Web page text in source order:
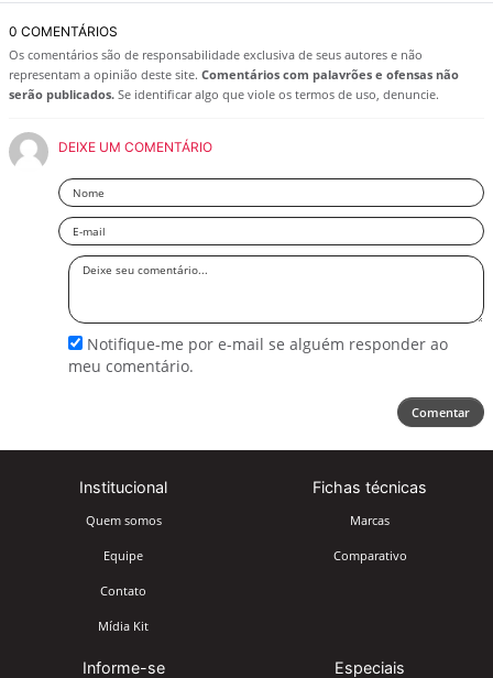
0 COMENTÁRIOS
Os comentários são de responsabilidade exclusiva de seus autores e não
representam a opinião deste site. Comentários com palavrões e ofensas não
serão publicados. Se identificar algo que viole os termos de uso, denuncie.
DEIXE UM COMENTÁRIO
Nome
Email
Deixe
Notifique-me por e-mail se alguém responder ao
meu comentário.
Comentar
Institucional
Quem somos
Equipe
Contato
Mídia Kit
Fichas técnicas
Marcas
Comparativo
Informe-se Especiais